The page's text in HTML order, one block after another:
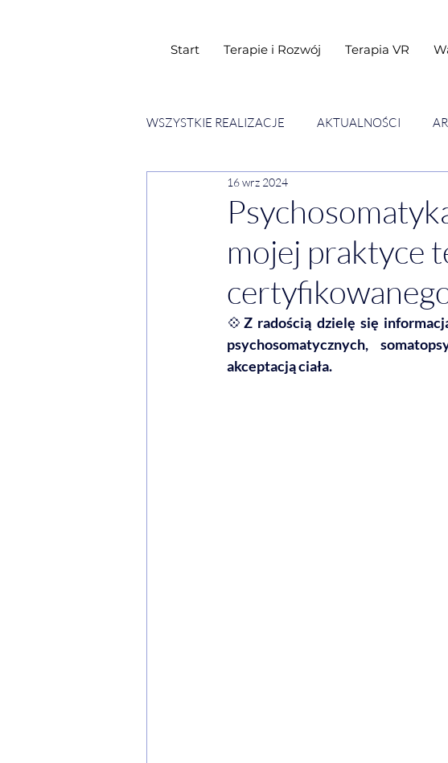
Start Terapie i Rozwój Terapia VR
WSZYSTKIE REALIZACJE AKTUALNOŚCI
SESJE ESENCJI CHWIL
mojej praktyce
16 wrz 2024
💠Z radością dzielę się
psychosomatycznych,
akceptacją ciała.